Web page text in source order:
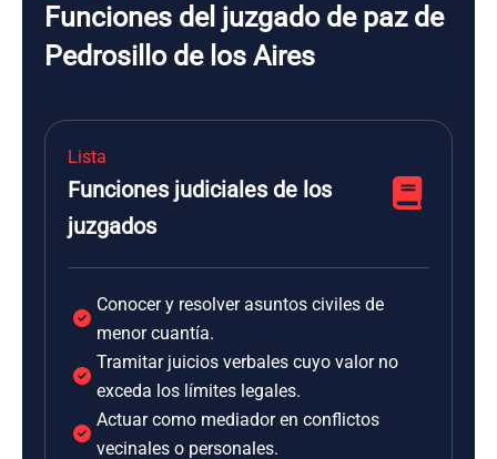
Funciones del juzgado de paz de
Pedrosillo de los Aires
Lista
Funciones judiciales de los
juzgados
Conocer y resolver asuntos civiles de
menor cuantía.
Tramitar juicios verbales cuyo valor no
exceda los límites legales.
Actuar como mediador en conflictos
vecinales o personales.